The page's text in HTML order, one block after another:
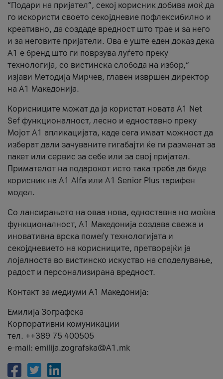
“Подари на пријател”, секој корисник добива моќ да
го искористи своето секојдневие пофлексибилно и
креативно, да создаде вредност што трае и за него
и за неговите пријатели. Ова е уште еден доказ дека
А1 е бренд што ги поврзува луѓето преку
технологија, со вистинска слобода на избор,“
изјави Методија Мирчев, главен извршен директор
на А1 Македонија.
Корисниците можат да ја користат новата А1 Net
Sef функционалност, лесно и едноставно преку
Мојот А1 апликацијата, каде сега имаат можност да
изберат дали зачуваните гигабајти ќе ги разменат за
пакет или сервис за себе или за свој пријател.
Примателот на подарокот исто така треба да биде
корисник на А1 Alfa или A1 Senior Plus тарифен
модел.
Со лансирањето на оваа нова, едноставна но моќна
функционалност, А1 Македонија создава свежа и
иновативна врска помеѓу технологијата и
секојдневието на корисниците, претворајќи ја
лојалноста во вистинско искуство на споделување,
радост и персонализирана вредност.
Контакт за медиуми А1 Македонија:
Емилија Зографска
Корпоративни комуникации
тел. ++389 75 400505
e-mail: emilija.zografska@A1.mk